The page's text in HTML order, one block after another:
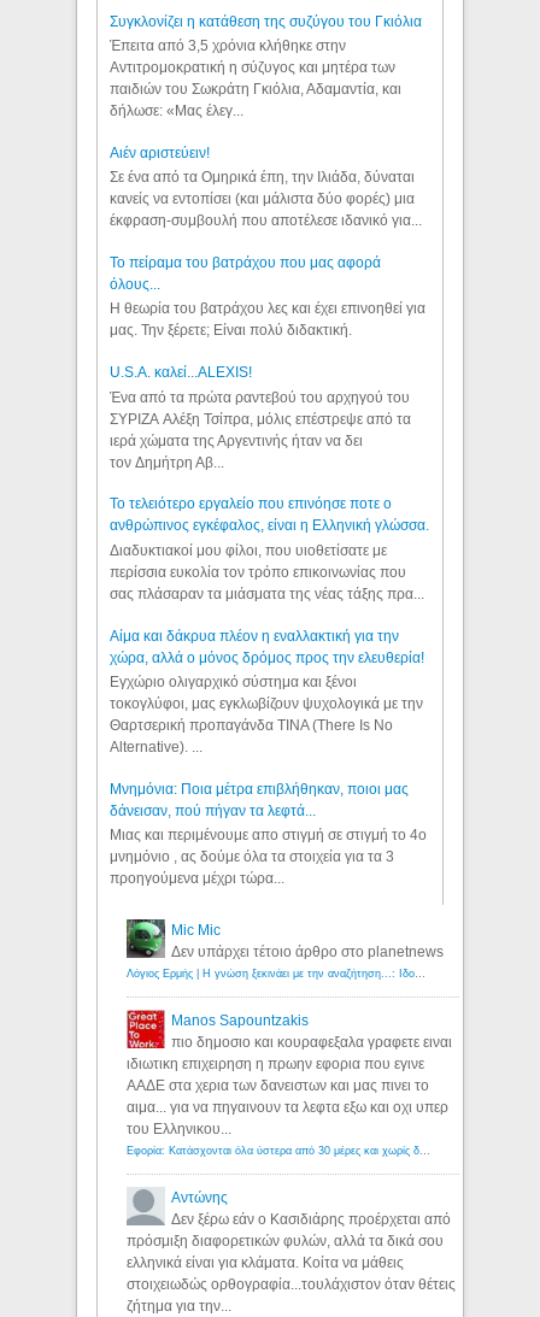
Συγκλονίζει η κατάθεση της συζύγου του Γκιόλια
Έπειτα από 3,5 χρόνια κλήθηκε στην
Αντιτρομοκρατική η σύζυγος και μητέρα των
παιδιών του Σωκράτη Γκιόλια, Αδαμαντία, και
δήλωσε: «Μας έλεγ...
Aιέν αριστεύειν!
Σε ένα από τα Ομηρικά έπη, την Ιλιάδα, δύναται
κανείς να εντοπίσει (και μάλιστα δύο φορές) μια
έκφραση-συμβουλή που αποτέλεσε ιδανικό για...
Το πείραμα του βατράχου που μας αφορά
όλους...
Η θεωρία του βατράχου λες και έχει επινοηθεί για
μας. Την ξέρετε; Είναι πολύ διδακτική.
U.S.A. καλεί...ALEXIS!
Ένα από τα πρώτα ραντεβού του αρχηγού του
ΣΥΡΙΖΑ Αλέξη Τσίπρα, μόλις επέστρεψε από τα
ιερά χώματα της Αργεντινής ήταν να δει
τον Δημήτρη Αβ...
Το τελειότερο εργαλείο που επινόησε ποτε ο
ανθρώπινος εγκέφαλος, είναι η Ελληνική γλώσσα.
Διαδυκτιακοί μου φίλοι, που υιοθετίσατε με
περίσσια ευκολία τον τρόπο επικοινωνίας που
σας πλάσαραν τα μιάσματα της νέας τάξης πρα...
Αίμα και δάκρυα πλέον η εναλλακτική για την
χώρα, αλλά ο μόνος δρόμος προς την ελευθερία!
Εγχώριο ολιγαρχικό σύστημα και ξένοι
τοκογλύφοι, μας εγκλωβίζουν ψυχολογικά με την
Θαρτσερική προπαγάνδα TINA (There Is No
Alternative). ...
Μνημόνια: Ποια μέτρα επιβλήθηκαν, ποιοι μας
δάνεισαν, πού πήγαν τα λεφτά...
Μιας και περιμένουμε απο στιγμή σε στιγμή το 4ο
μνημόνιο , ας δούμε όλα τα στοιχεία για τα 3
προηγούμενα μέχρι τώρα...
Mic Mic
Δεν υπάρχει τέτοιο άρθρο στο planetnews
Λόγιος Ερμής | Η γνώση ξεκινάει με την αναζήτηση...: Ιδού οι 18 που χρωστούν 11 δις ευρώ!
Manos Sapountzakis
πιο δημοσιο και κουραφεξαλα γραφετε ειναι
ιδιωτικη επιχειρηση η πρωην εφορια που εγινε
ΑΑΔΕ στα χερια των δανειστων και μας πινει το
αιμα... για να πηγαινουν τα λεφτα εξω και οχι υπερ
του Ελληνικου...
Εφορία: Κατάσχονται όλα ύστερα από 30 μέρες και χωρίς δικαστικές αποφάσεις - Λόγιος Ερμής
Αντώνης
Δεν ξέρω εάν ο Κασιδιάρης προέρχεται από
πρόσμιξη διαφορετικών φυλών, αλλά τα δικά σου
ελληνικά είναι για κλάματα. Κοίτα να μάθεις
στοιχειωδώς ορθογραφία...τουλάχιστον όταν θέτεις
ζήτημα για την...